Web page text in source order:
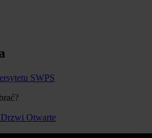
SWPS
Drzwi Otwarte